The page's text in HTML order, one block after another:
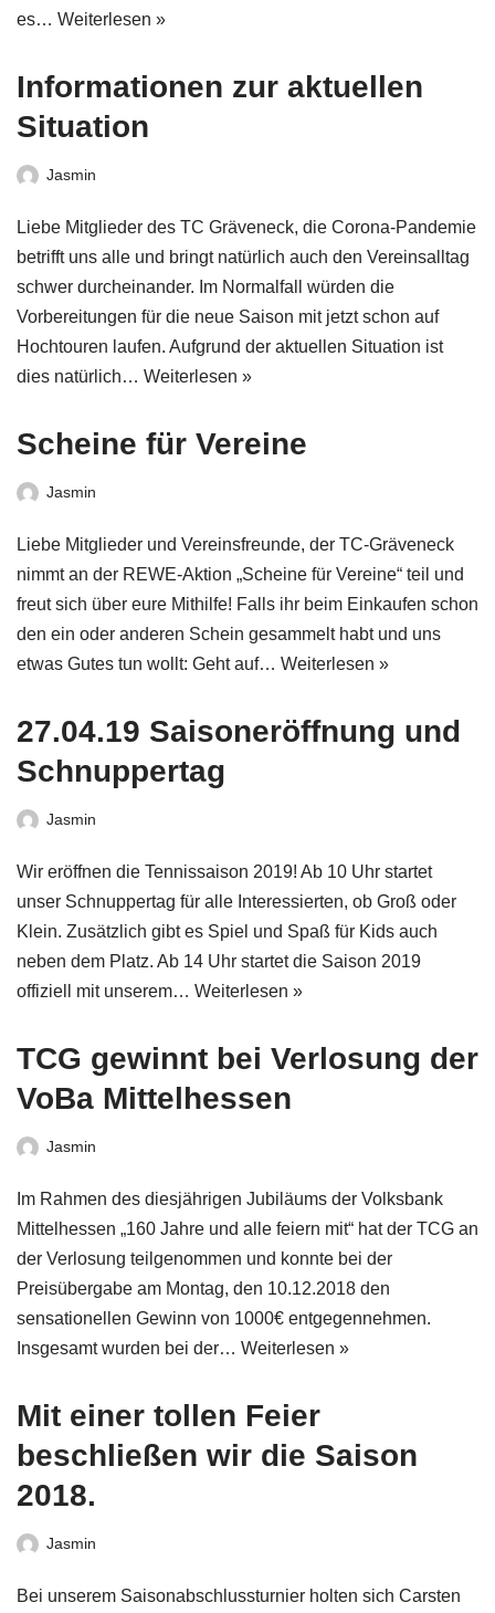
es… Weiterlesen »
Informationen zur aktuellen
Situation
Jasmin
Liebe Mitglieder des TC Gräveneck, die Corona-Pandemie
betrifft uns alle und bringt natürlich auch den Vereinsalltag
schwer durcheinander. Im Normalfall würden die
Vorbereitungen für die neue Saison mit jetzt schon auf
Hochtouren laufen. Aufgrund der aktuellen Situation ist
dies natürlich… Weiterlesen »
Scheine für Vereine
Jasmin
Liebe Mitglieder und Vereinsfreunde, der TC-Gräveneck
nimmt an der REWE-Aktion „Scheine für Vereine“ teil und
freut sich über eure Mithilfe! Falls ihr beim Einkaufen schon
den ein oder anderen Schein gesammelt habt und uns
etwas Gutes tun wollt: Geht auf… Weiterlesen »
27.04.19 Saisoneröffnung und
Schnuppertag
Jasmin
Wir eröffnen die Tennissaison 2019! Ab 10 Uhr startet
unser Schnuppertag für alle Interessierten, ob Groß oder
Klein. Zusätzlich gibt es Spiel und Spaß für Kids auch
neben dem Platz. Ab 14 Uhr startet die Saison 2019
offiziell mit unserem… Weiterlesen »
TCG gewinnt bei Verlosung der
VoBa Mittelhessen
Jasmin
Im Rahmen des diesjährigen Jubiläums der Volksbank
Mittelhessen „160 Jahre und alle feiern mit“ hat der TCG an
der Verlosung teilgenommen und konnte bei der
Preisübergabe am Montag, den 10.12.2018 den
sensationellen Gewinn von 1000€ entgegennehmen.
Insgesamt wurden bei der… Weiterlesen »
Mit einer tollen Feier
beschließen wir die Saison
2018.
Jasmin
Bei unserem Saisonabschlussturnier holten sich Carsten